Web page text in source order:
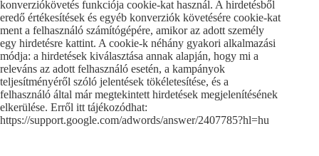
konverziókövetés funkciója cookie-kat használ. A hirdetésből
eredő értékesítések és egyéb konverziók követésére cookie-kat
ment a felhasználó számítógépére, amikor az adott személy
egy hirdetésre kattint. A cookie-k néhány gyakori alkalmazási
módja: a hirdetések kiválasztása annak alapján, hogy mi a
releváns az adott felhasználó esetén, a kampányok
teljesítményéről szóló jelentések tökéletesítése, és a
felhasználó által már megtekintett hirdetések megjelenítésének
elkerülése. Erről itt tájékozódhat:
https://support.google.com/adwords/answer/2407785?hl=hu